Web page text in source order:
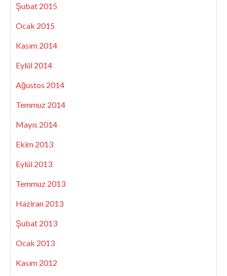
Şubat 2015
Ocak 2015
Kasım 2014
Eylül 2014
Ağustos 2014
Temmuz 2014
Mayıs 2014
Ekim 2013
Eylül 2013
Temmuz 2013
Haziran 2013
Şubat 2013
Ocak 2013
Kasım 2012